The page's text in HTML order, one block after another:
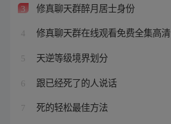
3 修真聊天群醉月居士身份
4 修真聊天群在线观看免费全集高清
5 天逆等级境界划分
6 跟已经死了的人说话
7 死的轻松最佳方法